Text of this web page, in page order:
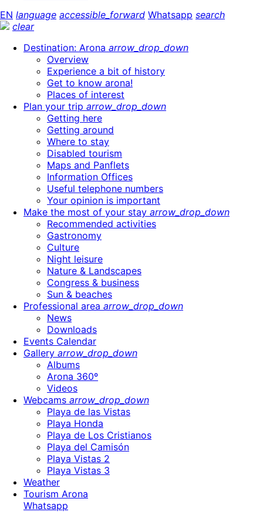
EN language accessible_forward Whatsapp search
clear
Destination: Arona arrow_drop_down
Overview
Experience a bit of history
Get to know arona!
Places of interest
Plan your trip arrow_drop_down
Getting here
Getting around
Where to stay
Disabled tourism
Maps and Panflets
Information Offices
Useful telephone numbers
Your opinion is important
Make the most of your stay arrow_drop_down
Recommended activities
Gastronomy
Culture
Night leisure
Nature & Landscapes
Congress & business
Sun & beaches
Professional area arrow_drop_down
News
Downloads
Events Calendar
Gallery arrow_drop_down
Albums
Arona 360º
Videos
Webcams arrow_drop_down
Playa de las Vistas
Playa Honda
Playa de Los Cristianos
Playa del Camisón
Playa Vistas 2
Playa Vistas 3
Weather
Tourism Arona
Whatsapp